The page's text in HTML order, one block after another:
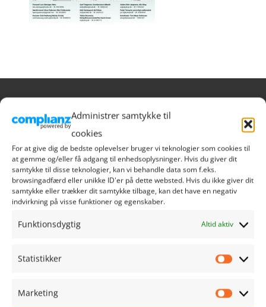
Administrer samtykke til
cookies
For at give dig de bedste oplevelser bruger vi teknologier som cookies til
at gemme og/eller få adgang til enhedsoplysninger. Hvis du giver dit
samtykke til disse teknologier, kan vi behandle data som f.eks.
browsingadfærd eller unikke ID'er på dette websted. Hvis du ikke giver dit
samtykke eller trækker dit samtykke tilbage, kan det have en negativ
indvirkning på visse funktioner og egenskaber.
Funktionsdygtig Altid aktiv
Statistikker
Marketing
Sct. Nicolaj Gade 1
6760 Ribe
Danmark
Tlf. 9390 1021
info@ribehandel.dk
Cvr.nr.: 28480628
NAVIGATION